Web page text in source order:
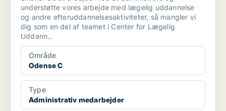
understøtte vores arbejde med lægelig uddannelse
og andre efteruddannelsesaktiviteter, så mangler vi
dig som en del af teamet i Center for Lægelig
Uddann..
Område
Odense C
Type
Administrativ medarbejder